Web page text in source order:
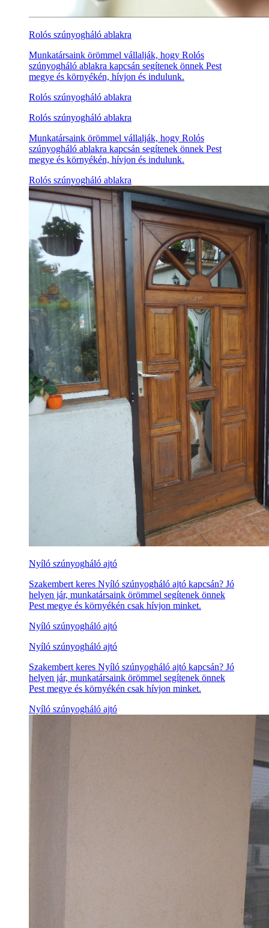
Rolós szúnyogháló ablakra
Munkatársaink örömmel vállalják, hogy Rolós
szúnyogháló ablakra kapcsán segítenek önnek Pest
megye és környékén, hívjon és indulunk.
Rolós szúnyogháló ablakra
Rolós szúnyogháló ablakra
Munkatársaink örömmel vállalják, hogy Rolós
szúnyogháló ablakra kapcsán segítenek önnek Pest
megye és környékén, hívjon és indulunk.
Rolós szúnyogháló ablakra
Nyíló szúnyogháló ajtó
Szakembert keres Nyíló szúnyogháló ajtó kapcsán? Jó
helyen jár, munkatársaink örömmel segítenek önnek
Pest megye és környékén csak hívjon minket.
Nyíló szúnyogháló ajtó
Nyíló szúnyogháló ajtó
Szakembert keres Nyíló szúnyogháló ajtó kapcsán? Jó
helyen jár, munkatársaink örömmel segítenek önnek
Pest megye és környékén csak hívjon minket.
Nyíló szúnyogháló ajtó